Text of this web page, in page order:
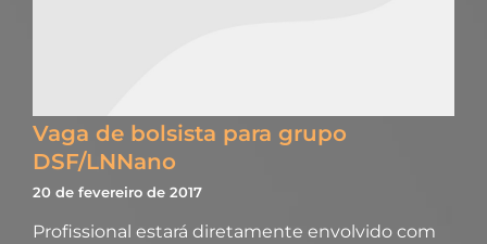
Vaga de bolsista para grupo
DSF/LNNano
20 de fevereiro de 2017
Profissional estará diretamente envolvido com